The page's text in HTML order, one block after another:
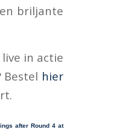
briljante
in actie
Bestel hier
after Round 4 at